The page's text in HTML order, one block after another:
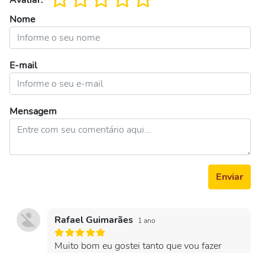
Nome
E-mail
Mensagem
Enviar
Rafael Guimarães 1 ano
Muito bom eu gostei tanto que vou fazer